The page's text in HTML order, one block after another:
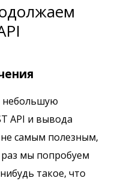
небольшую
API и вывода
самым полезным,
мы попробуем
такое, что